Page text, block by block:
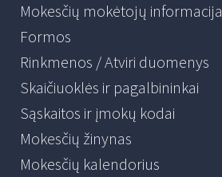
Mokesčių mokėtojų informacija
Formos
Rinkmenos / Atviri duomenys
Skaičiuoklės ir pagalbininkai
Sąskaitos ir įmokų kodai
Mokesčių žinynas
Mokesčių kalendorius